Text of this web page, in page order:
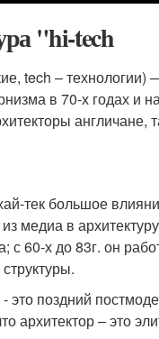
"hi-tech
tech –
в 70-х годах и
тек большое
медиа в
с 60-х до 83г. он
это поздний
архитектор – это